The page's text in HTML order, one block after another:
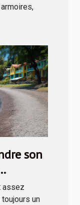
son
assez
un